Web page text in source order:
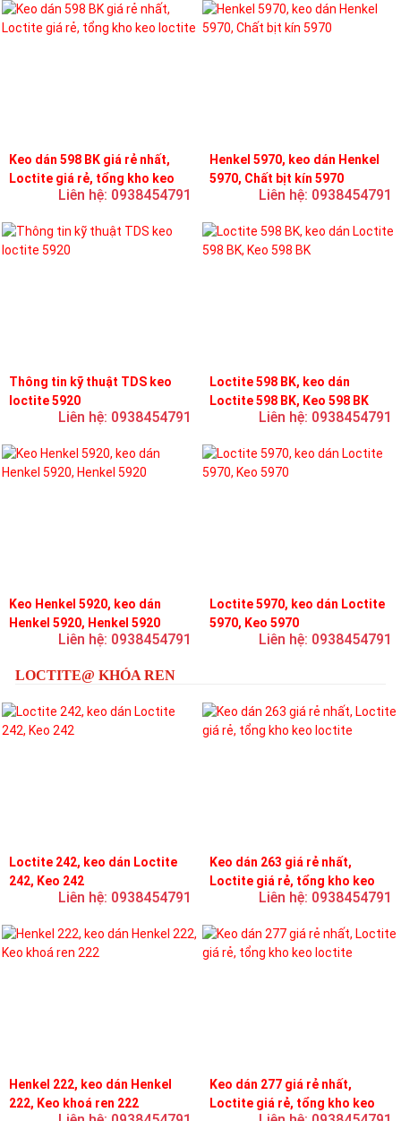
Keo dán 598 BK giá rẻ nhất,
Loctite giá rẻ, tổng kho keo
Liên hệ: 0938454791
Henkel 5970, keo dán Henkel
5970, Chất bịt kín 5970
Liên hệ: 0938454791
Thông tin kỹ thuật TDS keo
loctite 5920
Liên hệ: 0938454791
Loctite 598 BK, keo dán
Loctite 598 BK, Keo 598 BK
Liên hệ: 0938454791
Keo Henkel 5920, keo dán
Henkel 5920, Henkel 5920
Liên hệ: 0938454791
Loctite 5970, keo dán Loctite
5970, Keo 5970
Liên hệ: 0938454791
LOCTITE@ KHÓA REN
Loctite 242, keo dán Loctite
242, Keo 242
Liên hệ: 0938454791
Keo dán 263 giá rẻ nhất,
Loctite giá rẻ, tổng kho keo
Liên hệ: 0938454791
Henkel 222, keo dán Henkel
222, Keo khoá ren 222
Keo dán 277 giá rẻ nhất,
Loctite giá rẻ, tổng kho keo